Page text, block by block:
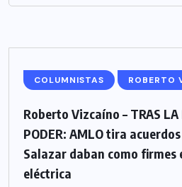
COLUMNISTAS ROBERTO
Roberto Vizcaíno – TRAS LA
PODER: AMLO tira
Salazar daban como firmes
eléctrica